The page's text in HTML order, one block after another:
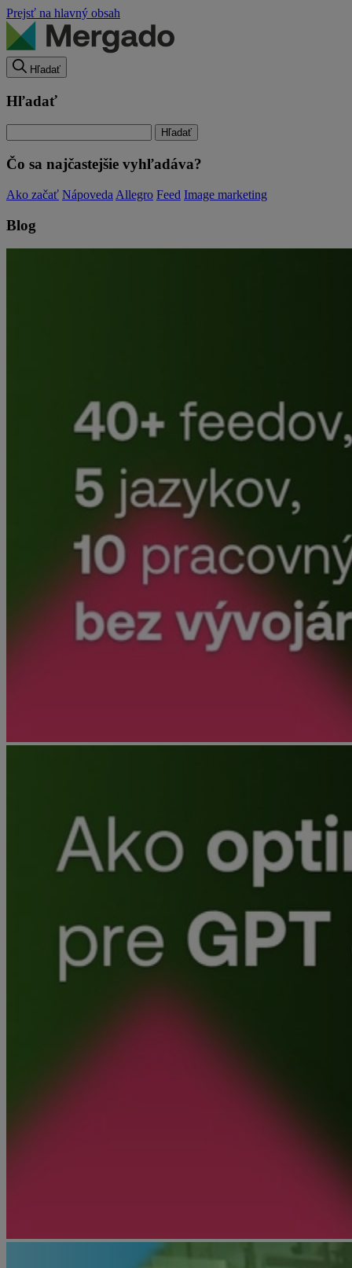
Prejsť na hlavný obsah
Hľadať
Hľadať
Čo sa najčastejšie vyhľadáva?
Ako začať Nápoveda Allegro Feed Image marketing
Blog